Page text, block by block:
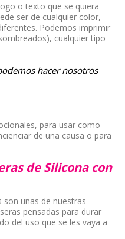
muy
buena
atencio
calidad,
sin
duda
muy
profesi
onales
o texto que se quiera
ser de cualquier color,
Podemos imprimir
cualquier tipo
hacer nosotros
para usar como
de una causa o para
de Silicona con
son unas de nuestras
pensadas para durar
del uso que se les vaya a